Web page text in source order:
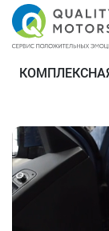
КОМПЛЕКСНАЯ